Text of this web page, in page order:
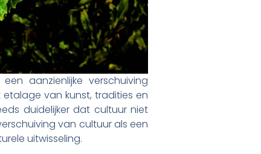
aanzienlijke verschuiving
van kunst, tradities en
duidelijker dat cultuur niet
van cultuur als een
uitwisseling.